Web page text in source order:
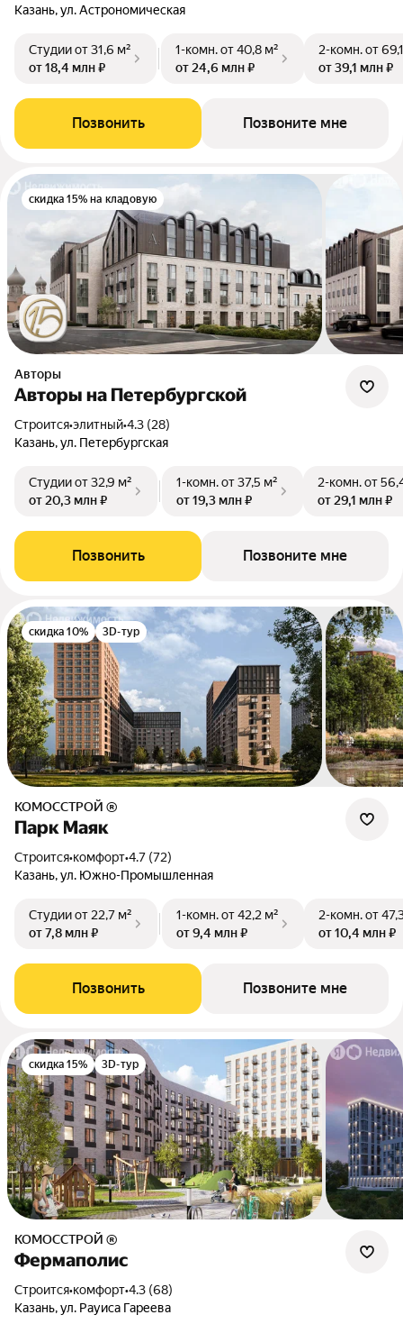
Казань, ул. Астрономическая
Студииот 31,6 м²
от 18,4 млн ₽
1-комн.от 40,8 м²
от 24,6 млн ₽
2-комн.от
от 39,1 млн ₽
Позвонить Позвоните мне
скидка 15% на кладовую
Авторы
Авторы на Петербургской
Строится•элитный•4.3 (28)
Казань, ул. Петербургская
Студииот 32,9 м²
от 20,3 млн ₽
1-комн.от 37,5 м²
от 19,3 млн ₽
2-комн.от
от 29,1 млн ₽
Позвонить Позвоните мне
скидка 10% 3D-тур
КОМОССТРОЙ ®
Парк Маяк
Строится•комфорт•4.7 (72)
Казань, ул. Южно-Промышленная
Студииот 22,7 м²
от 7,8 млн ₽
1-комн.от 42,2 м²
от 9,4 млн ₽
2-комн.от
от 10,4 млн ₽
Позвонить Позвоните мне
скидка 15% 3D-тур
КОМОССТРОЙ ®
Фермаполис
Строится•комфорт•4.3 (68)
Казань, ул. Рауиса Гареева